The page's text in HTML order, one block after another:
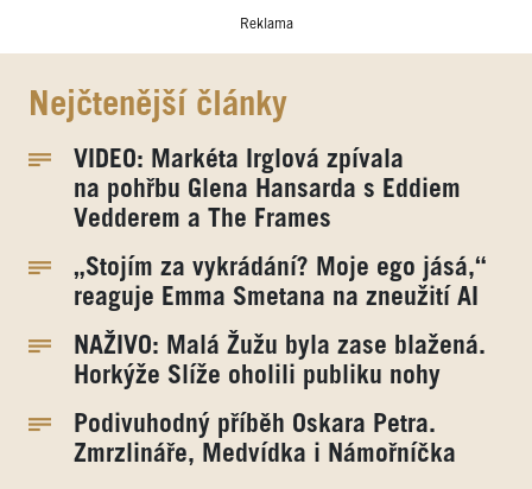
Reklama
Nejčtenější články
VIDEO: Markéta Irglová zpívala
na pohřbu Glena Hansarda s Eddiem
Vedderem a The Frames
„Stojím za vykrádání? Moje ego jásá,“
reaguje Emma Smetana na zneužití AI
NAŽIVO: Malá Žužu byla zase blažená.
Horkýže Slíže oholili publiku nohy
Podivuhodný příběh Oskara Petra.
Zmrzlináře, Medvídka i Námořníčka